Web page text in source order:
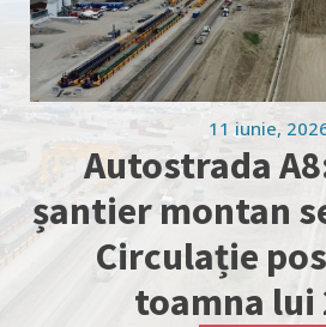
11 iunie,
Autostrada
șantier montan
Circulație
toamna lui